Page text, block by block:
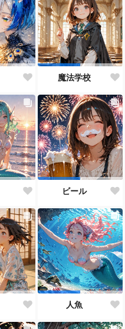
魔法学校
ビール
人魚